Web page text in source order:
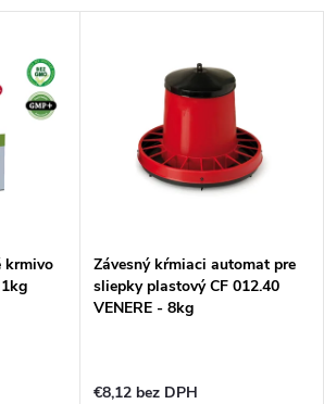
krmivo
Závesný kŕmiaci automat pre
sliepky plastový CF 012.40
VENERE - 8kg
€8,12 bez DPH